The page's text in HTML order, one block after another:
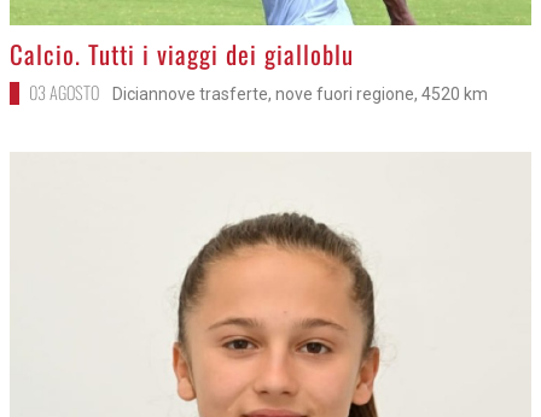
>
Calcio. Tutti i viaggi dei gialloblu
03 AGOSTO Diciannove trasferte, nove fuori regione, 4520 km